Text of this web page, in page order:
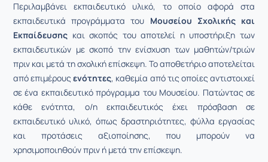
Περιλαμβάνει εκπαιδευτικό υλικό, το οποίο αφορά στα
εκπαιδευτικά προγράμματα του Μουσείου Σχολικής και
Εκπαίδευσης και σκοπός του αποτελεί η υποστήριξη των
εκπαιδευτικών με σκοπό την ενίσχυση των μαθητών/τριών
πριν και μετά τη σχολική επίσκεψη. Το αποθετήριο αποτελείται
από επιμέρουςενότητες, καθεμία από τις οποίες αντιστοιχεί
σε ένα εκπαιδευτικό πρόγραμμα του Μουσείου. Πατώντας σε
κάθε ενότητα, ο/η εκπαιδευτικός έχει πρόσβαση σε
εκπαιδευτικό υλικό, όπως δραστηριότητες, φύλλα εργασίας
και προτάσεις αξιοποίησης, που μπορούν να
χρησιμοποιηθούν πριν ή μετά την επίσκεψη.